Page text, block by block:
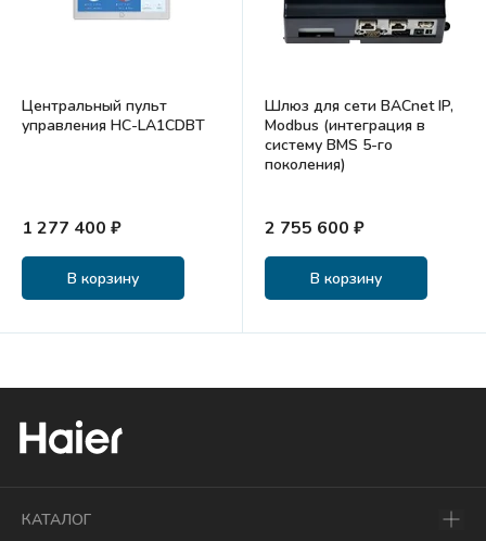
Центральный пульт
управления HC-LA1CDBT
1 277 400 ₽
В корзину
Шлюз для сети BACnet IP,
Modbus (интеграция в
систему BMS 5-го
поколения)
2 755 600 ₽
В корзину
КАТАЛОГ